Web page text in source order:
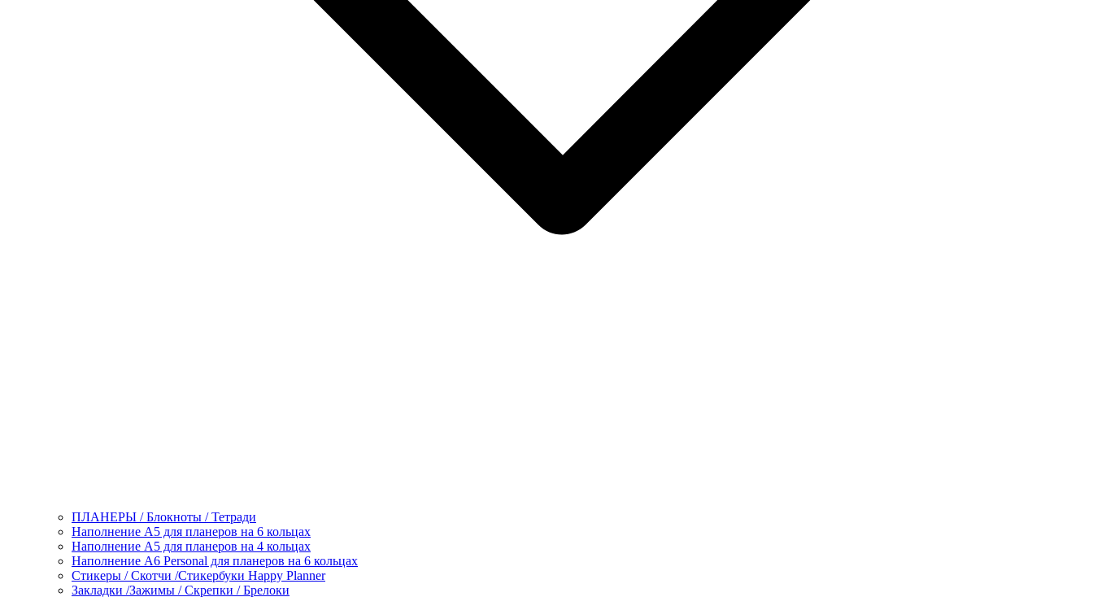
ПЛАНЕРЫ / Блокноты / Тетради
Наполнение А5 для планеров на 6 кольцах
Наполнение А5 для планеров на 4 кольцах
Наполнение А6 Personal для планеров на 6 кольцах
Стикеры / Скотчи /Стикербуки Happy Planner
Закладки /Зажимы / Скрепки / Брелоки